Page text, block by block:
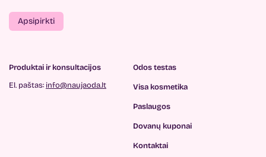
Apsipirkti
Produktai ir konsultacijos
El. paštas: info@naujaoda.lt
Odos testas
Visa kosmetika
Paslaugos
Dovanų kuponai
Kontaktai